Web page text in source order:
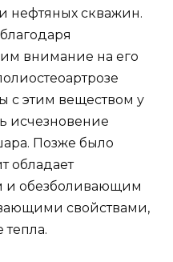
нефтяных скважин.
внимание на его
с этим веществом у
исчезновение
Позже было
обладает
и обезболивающим
свойствами,